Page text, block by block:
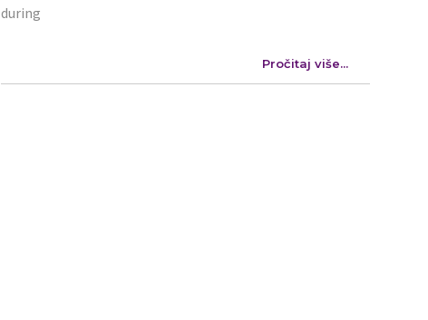
during
Pročitaj više...